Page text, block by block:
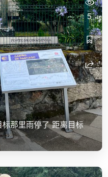
那里雨停了 距离目标
5